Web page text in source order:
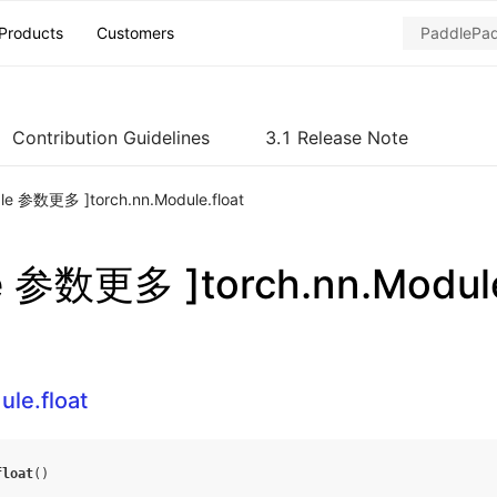
Customers
Contribution Guidelines 3.1 Release Note
参数更多 ]torch.nn.Module.float
数更多
()